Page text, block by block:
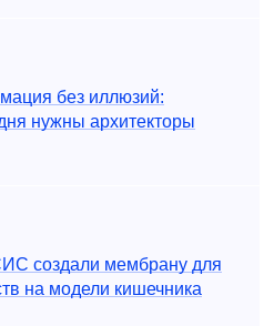
без иллюзий:
нужны архитекторы
создали мембрану для
на модели кишечника